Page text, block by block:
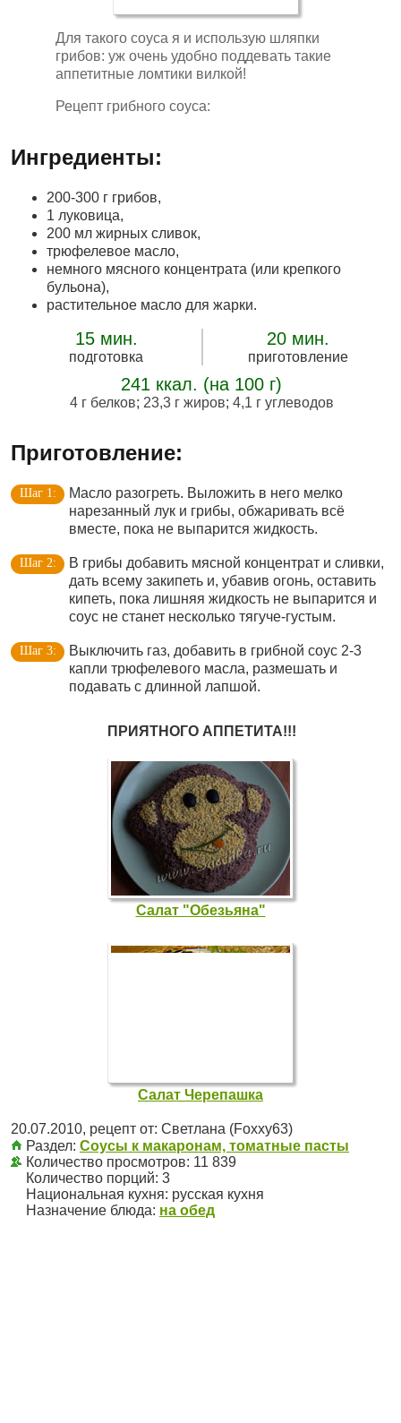
Для такого соуса я и использую шляпки
грибов: уж очень удобно поддевать такие
аппетитные ломтики вилкой!
Рецепт грибного соуса:
Ингредиенты:
200-300 г грибов,
1 луковица,
200 мл жирных сливок,
трюфелевое масло,
немного мясного концентрата (или крепкого
бульона),
растительное масло для жарки.
15 мин.
подготовка
20 мин.
приготовление
241 ккал. (на 100 г)
4 г белков; 23,3 г жиров; 4,1 г углеводов
Приготовление:
Масло разогреть. Выложить в него мелко
нарезанный лук и грибы, обжаривать всё
вместе, пока не выпарится жидкость.
В грибы добавить мясной концентрат и сливки,
дать всему закипеть и, убавив огонь, оставить
кипеть, пока лишняя жидкость не выпарится и
соус не станет несколько тягуче-густым.
Выключить газ, добавить в грибной соус 2-3
капли трюфелевого масла, размешать и
подавать с длинной лапшой.
ПРИЯТНОГО АППЕТИТА!!!
Салат "Обезьяна"
Салат Черепашка
20.07.2010, рецепт от: Светлана (Foxxy63)
Раздел: Соусы к макаронам, томатные пасты
Количество просмотров: 11 839
Количество порций: 3
Национальная кухня: русская кухня
Назначение блюда: на обед